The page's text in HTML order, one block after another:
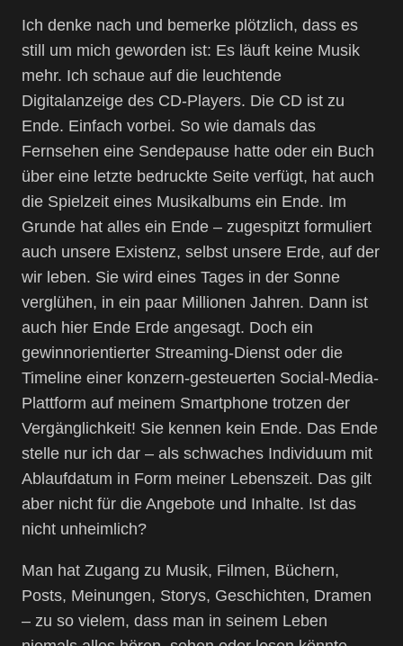
Ich denke nach und bemerke plötzlich, dass es
still um mich geworden ist: Es läuft keine Musik
mehr. Ich schaue auf die leuchtende
Digitalanzeige des CD-Players. Die CD ist zu
Ende. Einfach vorbei. So wie damals das
Fernsehen eine Sendepause hatte oder ein Buch
über eine letzte bedruckte Seite verfügt, hat auch
die Spielzeit eines Musikalbums ein Ende. Im
Grunde hat alles ein Ende – zugespitzt formuliert
auch unsere Existenz, selbst unsere Erde, auf der
wir leben. Sie wird eines Tages in der Sonne
verglühen, in ein paar Millionen Jahren. Dann ist
auch hier Ende Erde angesagt. Doch ein
gewinnorientierter Streaming-Dienst oder die
Timeline einer konzern-gesteuerten Social-Media-
Plattform auf meinem Smartphone trotzen der
Vergänglichkeit! Sie kennen kein Ende. Das Ende
stelle nur ich dar – als schwaches Individuum mit
Ablaufdatum in Form meiner Lebenszeit. Das gilt
aber nicht für die Angebote und Inhalte. Ist das
nicht unheimlich?
Man hat Zugang zu Musik, Filmen, Büchern,
Posts, Meinungen, Storys, Geschichten, Dramen
– zu so vielem, dass man in seinem Leben